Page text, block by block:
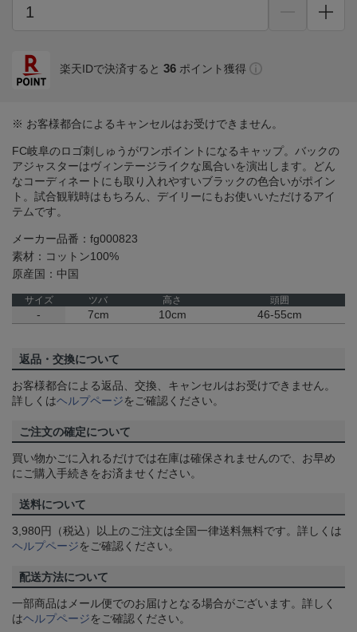
楽天IDで決済すると 36 ポイント獲得
※ お客様都合によるキャンセルはお受けできません。
FC岐阜のロゴ刺しゅうがワンポイントになるキャップ。バックの
アジャスターはヴィンテージライクな風合いを演出します。どん
なコーディネートにも取り入れやすいブラックの色合いがポイン
ト。試合観戦時はもちろん、デイリーにもお使いいただけるアイ
テムです。
メーカー品番：fg000823
素材：コットン100%
原産国：中国
サイズ ツバ 高さ 頭囲
- 7cm 10cm 46-55cm
返品・交換について
お客様都合による返品、交換、キャンセルはお受けできません。
詳しくはヘルプページをご確認ください。
ご注文の確定について
買い物かごに入れるだけでは在庫は確保されませんので、お早め
にご購入手続きをお済ませください。
送料について
3,980円（税込）以上のご注文は全国一律送料無料です。詳しくは
ヘルプページをご確認ください。
配送方法について
一部商品はメール便でのお届けとなる場合がございます。詳しく
はヘルプページをご確認ください。